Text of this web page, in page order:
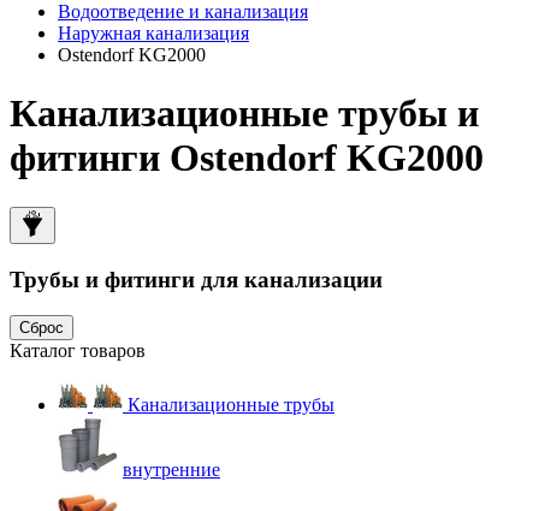
Водоотведение и канализация
Наружная канализация
Ostendorf KG2000
Канализационные трубы и
фитинги Ostendorf KG2000
Трубы и фитинги для канализации
Сброс
Каталог товаров
Канализационные трубы
внутренние